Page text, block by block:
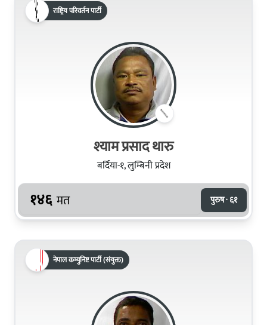
राष्ट्रिय परिवर्तन पार्टी
श्याम प्रसाद थारु
बर्दिया-१, लुम्बिनी प्रदेश
१४६ मत पुरुष · ६१
नेपाल कम्युनिष्ट पार्टी (संयुक्त)